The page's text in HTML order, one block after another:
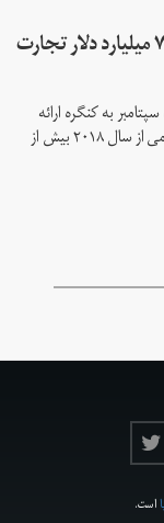
گزارش دولت آمریکا به کنگره: تحریم‌ها ۷۰ میلیارد دلار تجارت
به کنگره ارائه
شد، تحریم‌های دولت دونالد ترامپ علیه جمهوری اسلامی از سال ۲۰۱۸ بیش از
است.